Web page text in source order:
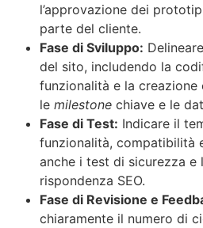
l’approvazione dei
parte del cliente.
Fase di Sviluppo:
del sito, includendo la
funzionalità e la
le milestone chiave e le
Fase di Test: Indicare il
funzionalità, compatibilità
anche i test di sicurezza e
rispondenza SEO.
Fase di Revisione e
chiaramente il numero di